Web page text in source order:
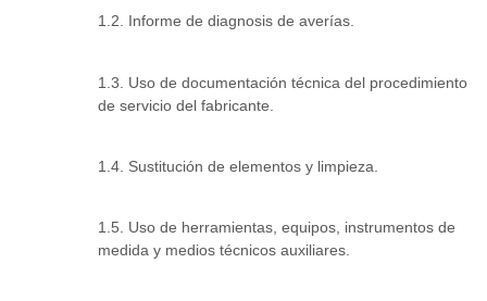
1.2. Informe de diagnosis de averías.
1.3. Uso de documentación técnica del procedimiento
de servicio del fabricante.
1.4. Sustitución de elementos y limpieza.
1.5. Uso de herramientas, equipos, instrumentos de
medida y medios técnicos auxiliares.